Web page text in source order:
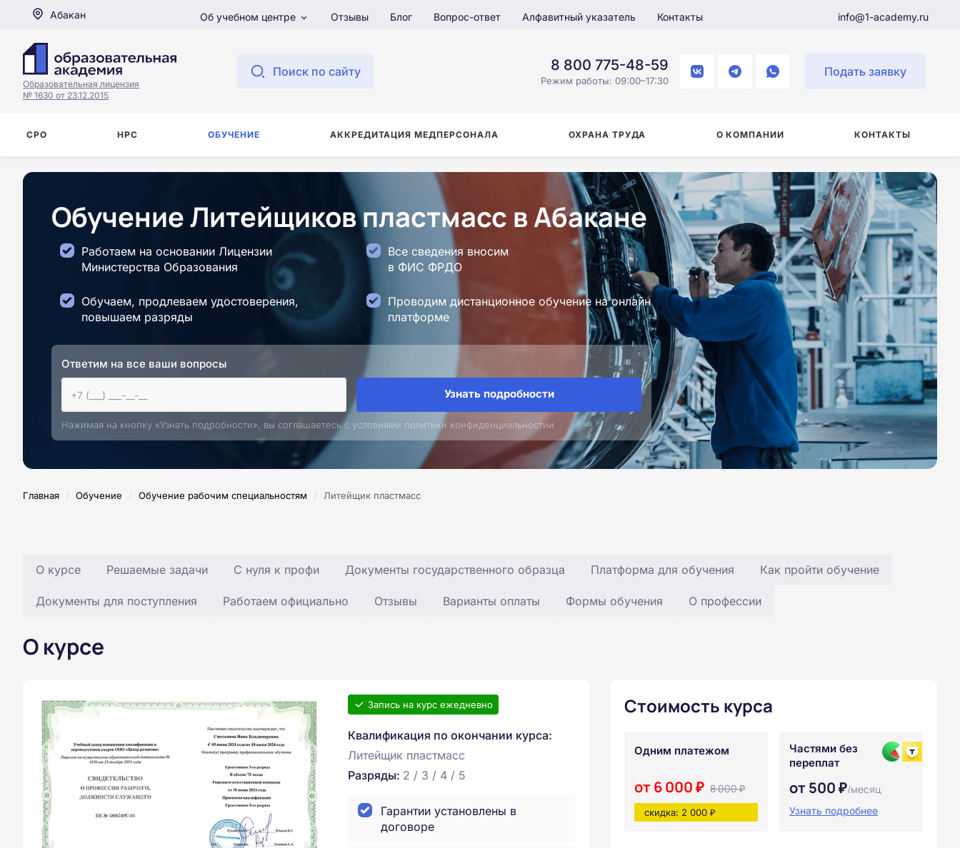
Абакан Об учебном центре Отзывы Блог Вопрос-ответ Алфавитный указатель Контакты info@1-academy.ru
Образовательная лицензия
№ 1630 от 23.12.2015
Поиск по сайту 8 800 775-48-59
Режим работы: 09:00–17:30
Подать заявку
СРО НРС ОБУЧЕНИЕ АККРЕДИТАЦИЯ МЕДПЕРСОНАЛА ОХРАНА ТРУДА О КОМПАНИИ КОНТАКТЫ
Обучение Литейщиков пластмасс в Абакане
Работаем на основании Лицензии
Министерства Образования
Все сведения вносим
в ФИС ФРДО
Обучаем, продлеваем удостоверения,
повышаем разряды
Проводим дистанционное обучение на онлайн
платформе
Ответим на все ваши вопросы
Узнать подробности
Нажимая на кнопку «Узнать подробности», вы соглашаетесь с условиями политики конфиденциальностии
Главная / Обучение / Обучение рабочим специальностям / Литейщик пластмасс
О курсе Решаемые задачи С нуля к профи Документы государственного образца Платформа для обучения Как пройти обучение
Документы для поступления Работаем официально Отзывы Варианты оплаты Формы обучения О профессии
О курсе
Запись на курс ежедневно
Квалификация по окончании курса:
Литейщик пластмасс
Разряды: 2 / 3 / 4 / 5
Гарантии установлены в
договоре
Стоимость курса
Одним платежом
от 6 000 ₽ 8 000 ₽
скидка: 2 000 ₽
Частями без
переплат
от 500 ₽/месяц
Узнать подробнее